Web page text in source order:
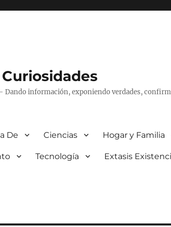
Dando información, exponiendo verdades,
De Ciencias Hogar y Familia
Tecnología Extasis